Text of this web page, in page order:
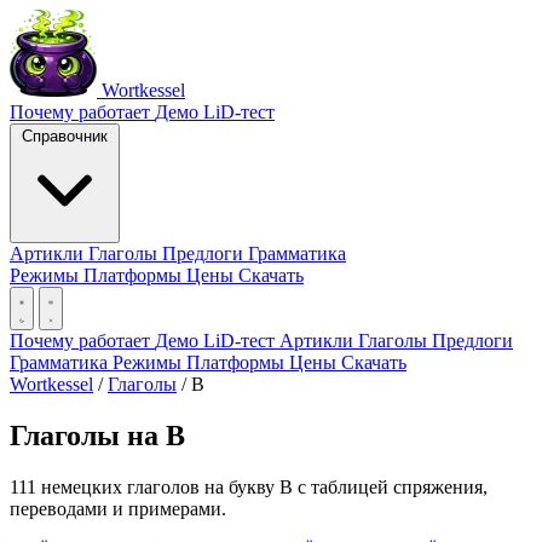
Wortkessel
Почему работает Демо LiD-тест
Справочник
Артикли Глаголы Предлоги Грамматика
Режимы Платформы Цены Скачать
Почему работает Демо LiD-тест Артикли Глаголы Предлоги
Грамматика Режимы Платформы Цены Скачать
Wortkessel / Глаголы / B
Глаголы на B
111 немецких глаголов на букву B с таблицей спряжения,
переводами и примерами.